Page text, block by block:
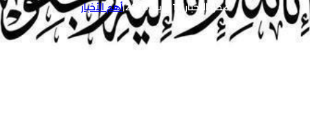
محرر الاخبار|13 مايو, 2026 |أهم الأخبار